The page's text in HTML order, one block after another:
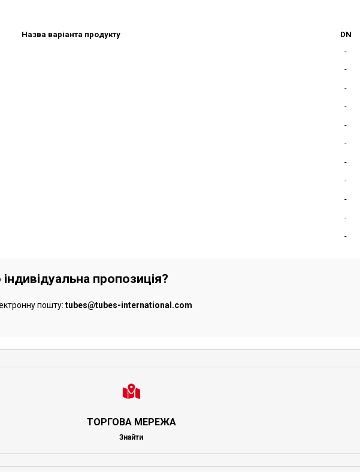
Назва варіанта продукту DN
-
-
-
-
-
-
-
-
-
-
-
пропозиція?
пошту: tubes@tubes-international.com
ТОРГОВА МЕРЕЖА
Знайти